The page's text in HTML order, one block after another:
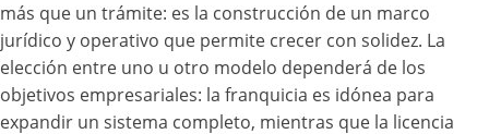
más que un trámite: es la construcción de un marco
jurídico y operativo que permite crecer con solidez. La
elección entre uno u otro modelo dependerá de los
objetivos empresariales: la franquicia es idónea para
expandir un sistema completo, mientras que la licencia